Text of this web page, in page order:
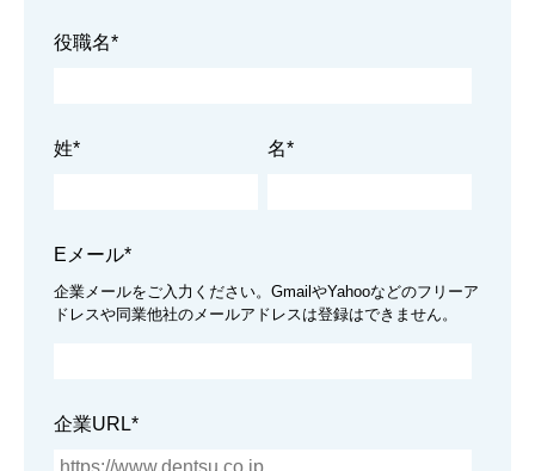
役職名*
姓* 名*
Eメール*
企業メールをご入力ください。GmailやYahooなどのフリーア
ドレスや同業他社のメールアドレスは登録はできません。
企業URL*